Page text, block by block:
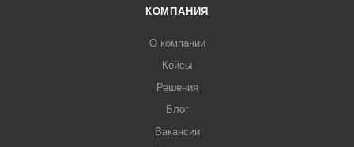
КОМПАНИЯ
О компании
Кейсы
Решения
Блог
Вакансии